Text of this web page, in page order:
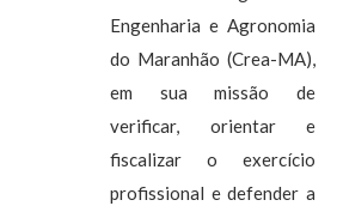
Engenharia e Agronomia
do Maranhão (Crea-MA),
em sua missão de
verificar, orientar e
fiscalizar o exercício
profissional e defender a